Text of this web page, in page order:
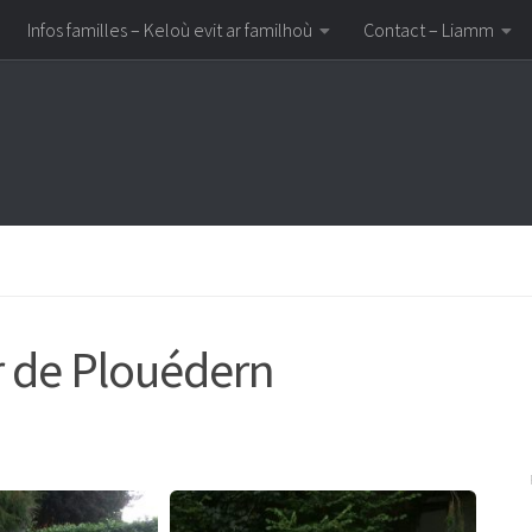
Infos familles – Keloù evit ar familhoù Contact – Liamm
Plouédern